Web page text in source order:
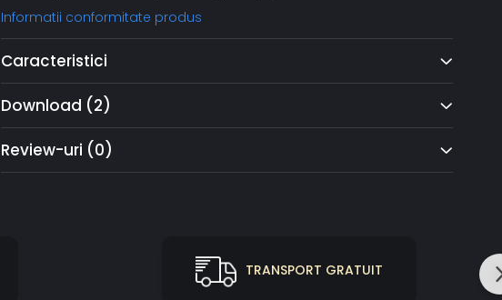
Informatii conformitate produs
Caracteristici
Download (2)
Review-uri (0)
TRANSPORT GRATUIT